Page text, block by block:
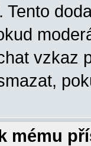
Tento
vzkaz
mému